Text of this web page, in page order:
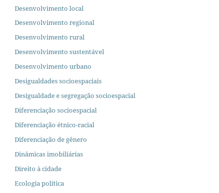
Desenvolvimento local
Desenvolvimento regional
Desenvolvimento rural
Desenvolvimento sustentável
Desenvolvimento urbano
Desigualdades socioespaciais
Desigualdade e segregação socioespacial
Diferenciação socioespacial
Diferenciação étnico-racial
Diferenciação de gênero
Dinâmicas imobiliárias
Direito à cidade
Ecologia política